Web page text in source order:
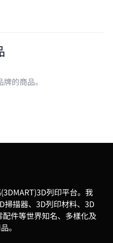
的商品。
列印平台。我
掃描器、3D列印材料、3D
件等世界知名、多樣化及
。